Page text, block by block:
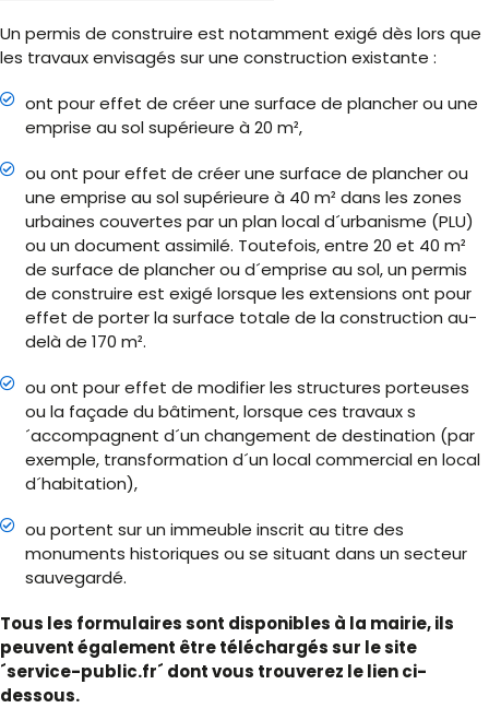
Un permis de construire est notamment exigé dès lors que
les travaux envisagés sur une construction existante :
ont pour effet de créer une surface de plancher ou une
emprise au sol supérieure à 20 m²,
ou ont pour effet de créer une surface de plancher ou
une emprise au sol supérieure à 40 m² dans les zones
urbaines couvertes par un plan local d´urbanisme (PLU)
ou un document assimilé. Toutefois, entre 20 et 40 m²
de surface de plancher ou d´emprise au sol, un permis
de construire est exigé lorsque les extensions ont pour
effet de porter la surface totale de la construction au-
delà de 170 m².
ou ont pour effet de modifier les structures porteuses
ou la façade du bâtiment, lorsque ces travaux s
´accompagnent d´un changement de destination (par
exemple, transformation d´un local commercial en local
d´habitation),
ou portent sur un immeuble inscrit au titre des
monuments historiques ou se situant dans un secteur
sauvegardé.
Tous les formulaires sont disponibles à la mairie, ils
peuvent également être téléchargés sur le site
´service-public.fr´ dont vous trouverez le lien ci-
dessous.